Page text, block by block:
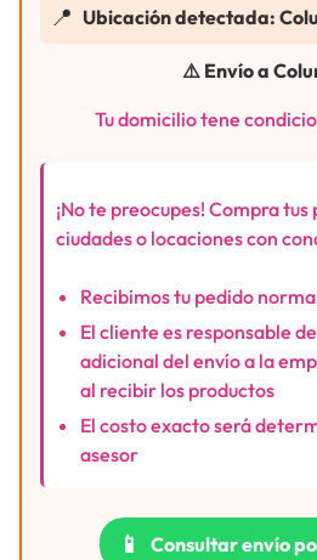
📍 Ubicación detectada:
⚠️ Envío a
Tu domicilio tene
¡No te preocupes! Compra
ciudades o locaciones con
Recibimos tu pedido
El cliente es responsable
adicional del envío a la
al recibir los productos
El costo exacto será
asesor
📱 Consultar envío